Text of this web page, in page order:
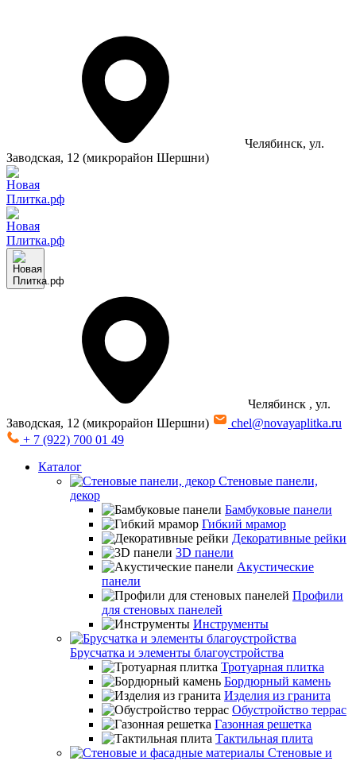
Челябинск, ул.
Заводская, 12 (микрорайон Шершни)
Челябинск , ул.
Заводская, 12 (микрорайон Шершни)
chel@novayaplitka.ru
+ 7 (922) 700 01 49
Каталог
Стеновые панели,
декор
Бамбуковые панели
Гибкий мрамор
Декоративные рейки
3D панели
Акустические
панели
Профили
для стеновых панелей
Инструменты
Брусчатка и элементы благоустройства
Тротуарная плитка
Бордюрный камень
Изделия из гранита
Обустройство террас
Газонная решетка
Тактильная плита
Стеновые и